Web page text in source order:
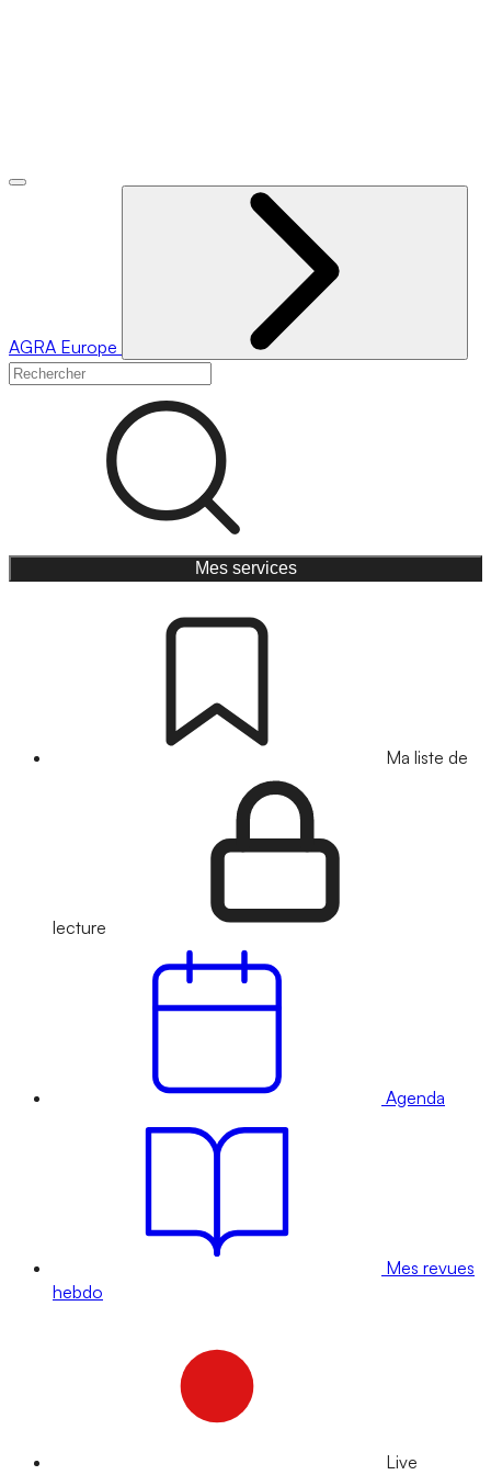
AGRA Europe
Mes services
Ma liste de
lecture
Agenda
Mes revues
hebdo
Live